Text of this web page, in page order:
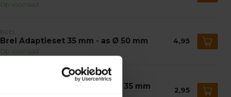
Op voorraad
BREL
Brel Adaptieset 35 mm - as Ø 50 mm
Op voorraad
4,95
Brel Verloopring buismotor Ø 35 mm 2,95